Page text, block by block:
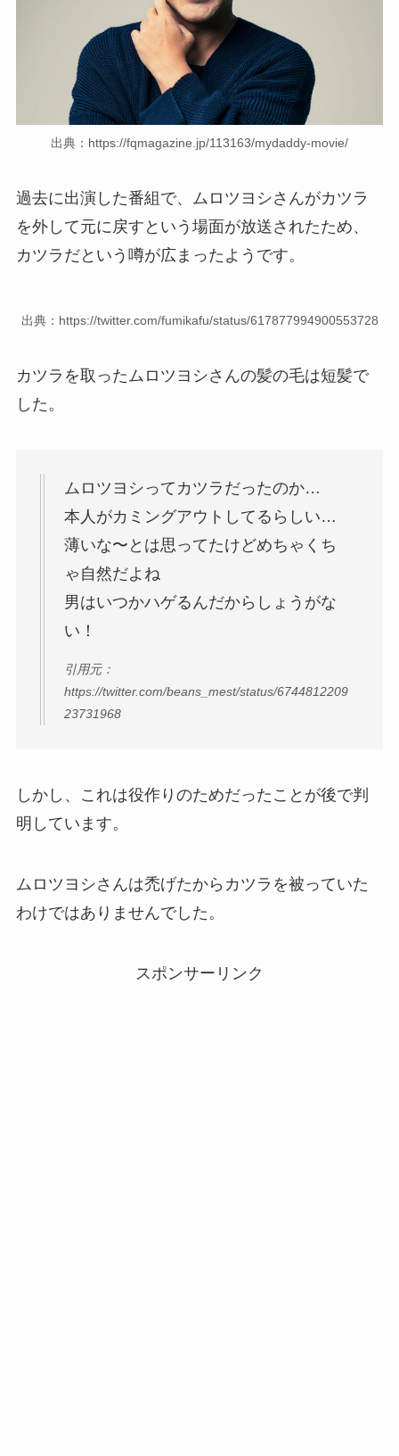
出典：https://fqmagazine.jp/113163/mydaddy-movie/
過去に出演した番組で、ムロツヨシさんがカツラ
を外して元に戻すという場面が放送されたため、
カツラだという噂が広まったようです。
出典：https://twitter.com/fumikafu/status/617877994900553728
カツラを取ったムロツヨシさんの髪の毛は短髪で
した。
ムロツヨシってカツラだったのか…
本人がカミングアウトしてるらしい…
薄いな〜とは思ってたけどめちゃくち
ゃ自然だよね
男はいつかハゲるんだからしょうがな
い！
引用元：
https://twitter.com/beans_mest/status/6744812209
23731968
しかし、これは役作りのためだったことが後で判
明しています。
ムロツヨシさんは禿げたからカツラを被っていた
わけではありませんでした。
スポンサーリンク